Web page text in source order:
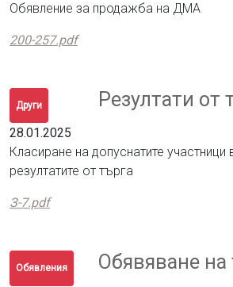
Обявление за продажба на ДМА
200-257.pdf
Други
28.01.2025
Резултати от
Класиране на допуснатите
резултатите от търга
З-7.pdf
Обявления Обявяване на